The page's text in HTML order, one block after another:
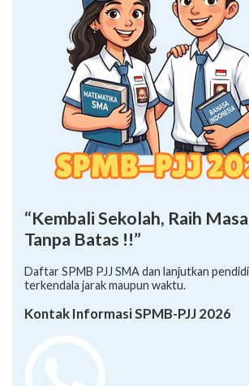
“Kembali Sekolah, Raih
Tanpa Batas !!”
Daftar SPMB PJJ SMA dan lanjutkan
terkendala jarak maupun waktu.
Kontak Informasi SPMB-PJJ 2026